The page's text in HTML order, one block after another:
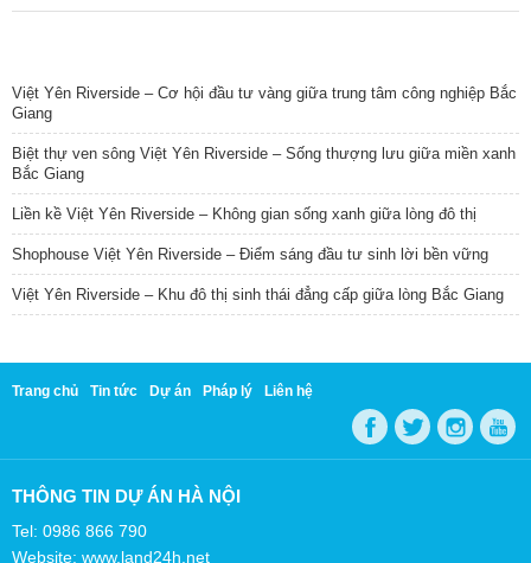
Việt Yên Riverside – Cơ hội đầu tư vàng giữa trung tâm công nghiệp Bắc
Giang
Biệt thự ven sông Việt Yên Riverside – Sống thượng lưu giữa miền xanh
Bắc Giang
Liền kề Việt Yên Riverside – Không gian sống xanh giữa lòng đô thị
Shophouse Việt Yên Riverside – Điểm sáng đầu tư sinh lời bền vững
Việt Yên Riverside – Khu đô thị sinh thái đẳng cấp giữa lòng Bắc Giang
Trang chủ Tin tức Dự án Pháp lý Liên hệ
THÔNG TIN DỰ ÁN HÀ NỘI
Tel: 0986 866 790
Website: www.land24h.net